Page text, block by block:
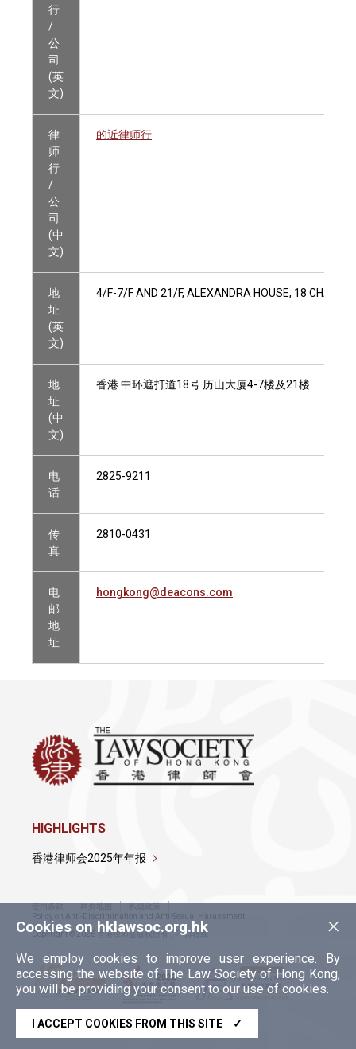
行
/
公
司
(英
文)
律
师
行
/
公
司
(中
文)
的近律师行
地
址
(英
文)
4/F-7/F AND 21/F, ALEXANDRA HOUSE, 18 CHATER
地
址
(中
文)
香港 中环遮打道18号 历山大厦4-7楼及21楼
电
话
2825-9211
传
真
2810-0431
电
邮
地
址
hongkong@deacons.com
×
Cookies on hklawsoc.org.hk
We employ cookies to improve user experience. By
accessing the website of The Law Society of Hong Kong,
you will be providing your consent to our use of cookies.
I ACCEPT COOKIES FROM THIS SITE ✓
HIGHLIGHTS
香港律师会2025年年报
使用条款 网页地图
私隐政策
Policy on Anti-Discrimination and Anti-Sexual Harassment
Copyright © 2026 香港律师会版权所有，不得转载